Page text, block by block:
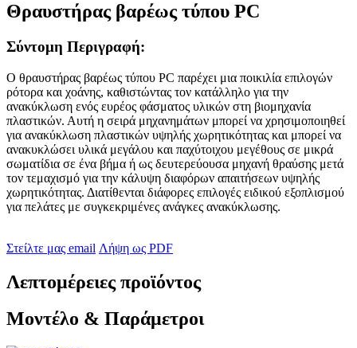
Θραυστήρας βαρέως τύπου PC
Σύντομη Περιγραφή:
Ο θραυστήρας βαρέως τύπου PC παρέχει μια ποικιλία επιλογών
ρότορα και χοάνης, καθιστώντας τον κατάλληλο για την
ανακύκλωση ενός ευρέος φάσματος υλικών στη βιομηχανία
πλαστικών. Αυτή η σειρά μηχανημάτων μπορεί να χρησιμοποιηθεί
για ανακύκλωση πλαστικών υψηλής χωρητικότητας και μπορεί να
ανακυκλώσει υλικά μεγάλου και παχύτοιχου μεγέθους σε μικρά
σωματίδια σε ένα βήμα ή ως δευτερεύουσα μηχανή θραύσης μετά
τον τεμαχισμό για την κάλυψη διαφόρων απαιτήσεων υψηλής
χωρητικότητας. Διατίθενται διάφορες επιλογές ειδικού εξοπλισμού
για πελάτες με συγκεκριμένες ανάγκες ανακύκλωσης.
Στείλτε μας email Λήψη ως PDF
Λεπτομέρειες προϊόντος
Μοντέλο & Παράμετροι